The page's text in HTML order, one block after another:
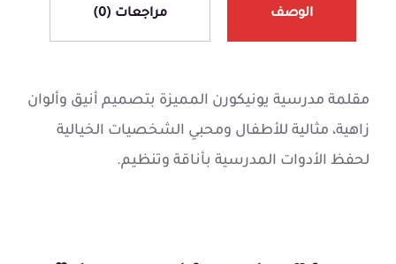
الوصف مراجعات (0)
مقلمة مدرسية يونيكورن المميزة بتصميم أنيق وألوان
زاهية، مثالية للأطفال ومحبي الشخصيات الخيالية
لحفظ الأدوات المدرسية بأناقة وتنظيم.